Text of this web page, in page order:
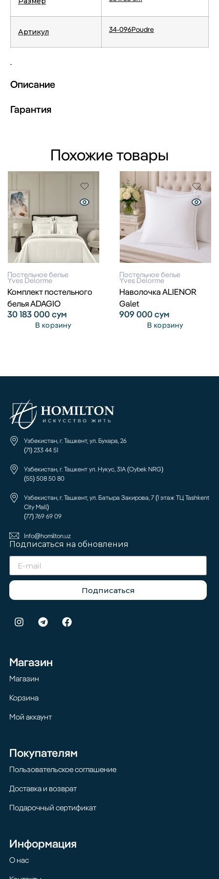
Артикул 34-096Poudre
Описание
Гарантия
Похожие товары
Постельное белье
Yves Delorme
Комплект постельного
белья ADAGIO
30 183 000сум
В корзину
Постельное белье
Yves Delorme
Наволочка ALIENOR
Galet
909 000сум
В корзину
Узбекистан, г. Ташкент, ул. Бухара, 26
(71) 233 44 51
Узбекистан, г. Ташкент ул. Нукус, 31А (Oybek NRG)
(55) 508 50 80
Узбекистан, г. Ташкент, ул. Батыра Закирова, 7 (1 этаж ТЦ Tashkent
City Mall)
(77) 769 69 09
Info@homilton.uz
Подписаться на обновления
Подписаться
Магазин
Магазин
Корзина
Мой аккаунт
Покупателям
Пользовательское соглашение
Доставка и возврат
Подарочный сертификат
Информация
О нас